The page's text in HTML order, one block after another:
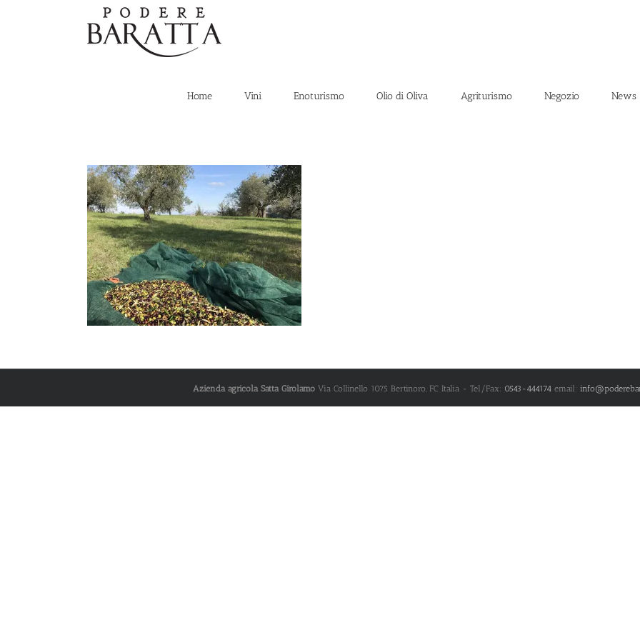
Home Vini Enoturismo Olio di Oliva Agriturismo Negozio News
Azienda agricola Satta Girolamo Via Collinello 1075 Bertinoro, FC Italia - Tel/Fax: 0543-444174 email: